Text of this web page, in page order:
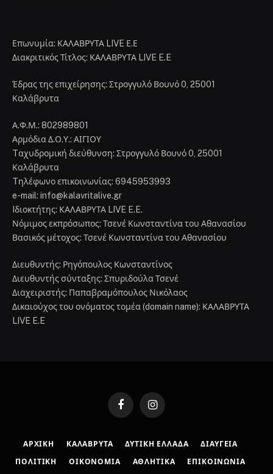
Επωνυμία: ΚΑΛΑΒΡΥΤΑ LIVE Ε.Ε
Διακριτικός Τίτλος: ΚΑΛΑΒΡΥΤΑ LIVE E.E
Έδρας της επιχείρησης: Στρογγυλό Βουνό 0, 25001
Καλάβρυτα
Α.Φ.Μ.: 802989801
Αρμόδια Δ.Ο.Υ.: ΑΙΓΙΟΥ
Tαχυδρομική διεύθυνση: Στρογγυλό Βουνό 0, 25001
Καλάβρυτα
Tηλέφωνο επικοινωνίας: 6945953993
e-mail: info@kalavritalive.gr
Iδιοκτήτης: ΚΑΛΑΒΡΥΤΑ LIVE E.E.
Νόμιμος εκπρόσωπος: Τσενέ Κωνσταντίνα του Αθανασίου
Βασικός μέτοχος: Τσενέ Κωνσταντίνα του Αθανασίου
Διευθυντής: Ρηγόπουλος Κωνσταντίνος
Διευθυντής σύνταξης: Σπυριδούλα Τσενέ
Διαχειριστής: Παπαβραμόπουλος Νικόλαος
Δικαιούχος του ονόματος τομέα (domain name): ΚΑΛΑΒΡΥΤΑ
LIVE E.E
FacebookInstagram
ΑΡΧΙΚΉ ΚΑΛΆΒΡΥΤΑ ΔΥΤΙΚΉ ΕΛΛΆΔΑ ΔΙΑΎΓΕΙΑ
ΠΟΛΙΤΙΚΉ ΟΙΚΟΝΟΜΊΑ ΑΘΛΗΤΙΚΆ ΕΠΙΚΟΙΝΩΝΊΑ